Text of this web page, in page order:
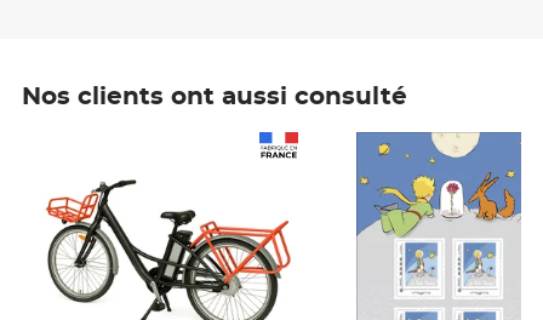
Nos clients ont aussi consulté
Prix 7,50€